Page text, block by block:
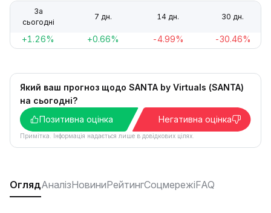
За
сьогодні
7 дн. 14 дн. 30 дн.
+1.26% +0.66% -4.99% -30.46%
Який ваш прогноз щодо SANTA by Virtuals (SANTA)
на сьогодні?
Позитивна оцінка
Негативна оцінка
Примітка. Інформація надається лише в довідкових цілях.
ОглядАналізНовиниРейтингСоцмережіFAQ